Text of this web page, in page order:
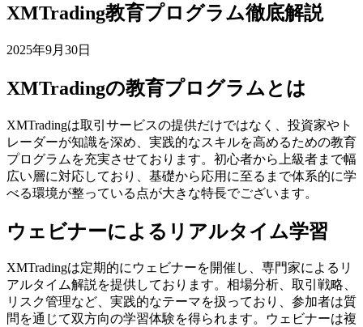
XMTrading教育プログラム徹底解説
2025年9月30日
XMTradingの教育プログラムとは
XMTradingは取引サービスの提供だけではなく、投資家やト
レーダーが知識を深め、実践的なスキルを高めるための教育
プログラムを充実させております。初心者から上級者まで幅
広い層に対応しており、基礎から応用に至るまで体系的に学
べる環境が整っている点が大きな特長でございます。
ウェビナーによるリアルタイム学習
XMTradingは定期的にウェビナーを開催し、専門家によるリ
アルタイム解説を提供しております。相場分析、取引戦略、
リスク管理など、実践的なテーマを扱っており、参加者は質
問を通じて双方向の学習体験を得られます。ウェビナーは複